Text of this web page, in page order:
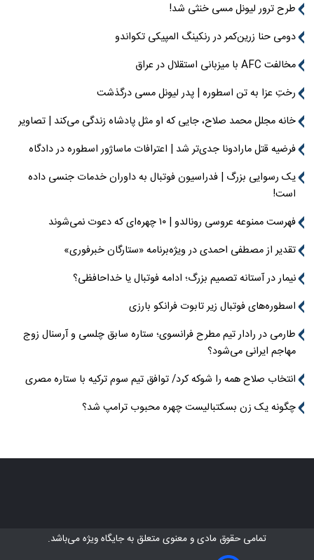
طرح ترور لیونل مسی خنثی شد!
دومی حنا زرین‌کمر در رنکینگ المپیکی تکواندو
مخالفت AFC با میزبانی استقلال در عراق
رختِ عزا به تن اسطوره | پدر لیونل مسی درگذشت
خانه مجلل محمد صلاح، جایی که او مثل پادشاه زندگی می‌کند | تصاویر
فرضیه قتل مارادونا جدی‌تر شد | اعترافات ماساژور اسطوره در دادگاه
یک رسوایی بزرگ | فدراسیون فوتبال به داوران خدمات جنسی داده
است!
فهرست ممنوعه عروسی رونالدو | ۱۰ چهره‌ای که دعوت نمی‌شوند
تقدیر از مصطفی احمدی در ویژه‌برنامه «ستارگان خبرفوری»
نیمار در آستانه تصمیم بزرگ؛ ادامه فوتبال یا خداحافظی؟
اسطوره‌های فوتبال زیر تابوت فرانکو بارزی
طارمی در رادار تیم مطرح فرانسوی؛ ستاره سابق چلسی و آرسنال زوج
مهاجم ایرانی می‌شود؟
انتخاب صلاح همه را شوکه کرد/ توافق تیم سوم ترکیه با ستاره مصری
چگونه یک زن بسکتبالیست چهره محبوب ترامپ شد؟
تمامی حقوق مادی و معنوی متعلق بهجایگاه ویژهمی‌باشد.